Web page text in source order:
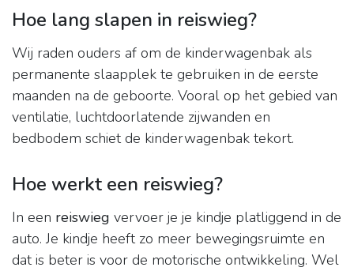
Hoe lang slapen in reiswieg?
Wij raden ouders af om de kinderwagenbak als
permanente slaapplek te gebruiken in de eerste
maanden na de geboorte. Vooral op het gebied van
ventilatie, luchtdoorlatende zijwanden en
bedbodem schiet de kinderwagenbak tekort.
Hoe werkt een reiswieg?
In een reiswieg vervoer je je kindje platliggend in de
auto. Je kindje heeft zo meer bewegingsruimte en
dat is beter is voor de motorische ontwikkeling. Wel